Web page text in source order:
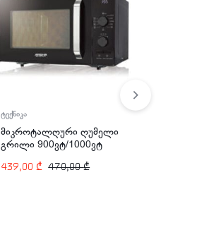
ტექნიკა
მიკროტალღური ღუმელი
გრილი 900ვტ/1000ვტ
2574
439,00₾ 470,00₾